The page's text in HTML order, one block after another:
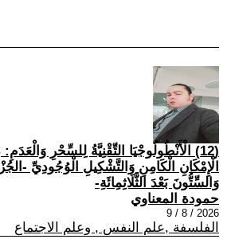
(12) الْأَنْطُولُوجْيَا التِّقْنِيَّةُ لِلسِّحْرِ
الْإِمْكَانِ الْكَامِنِ وَالتَّشْكِيلِ الْوُجُودِيِّ -
وَالسِّتُّونَ بَعْدَ الثَّلَاثِمِائَةِ-
حمودة المعناوي
2026 / 8 / 9
الفلسفة ,علم النفس , وعلم الاجتماع